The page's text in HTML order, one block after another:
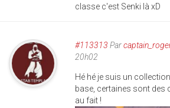
classe c'est Senki là xD
#113313 Par
20h02
Hé hé je suis un
base, certaines sont des
au fait !